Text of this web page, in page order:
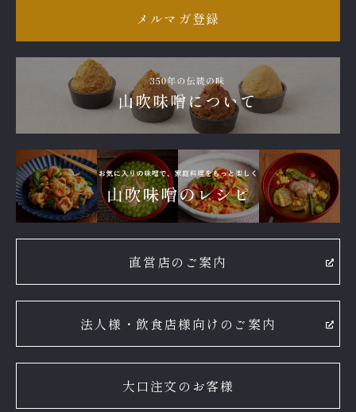
メルマガ登録
直営店のご案内
法人様・飲食店様向けのご案内
大口注文のお客様